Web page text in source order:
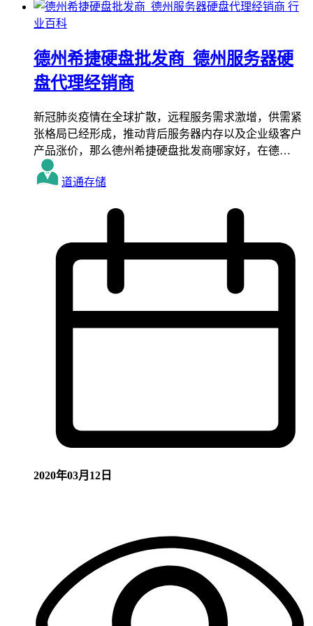
行
业百科
德州希捷硬盘批发商_德州服务器硬
盘代理经销商
新冠肺炎疫情在全球扩散，远程服务需求激增，供需紧
张格局已经形成，推动背后服务器内存以及企业级客户
产品涨价，那么德州希捷硬盘批发商哪家好，在德…
道通存储
2020年03月12日